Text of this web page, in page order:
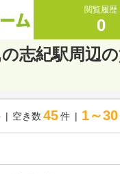
閲覧履歴
0
志紀駅周辺
空き数 45 件 1～30